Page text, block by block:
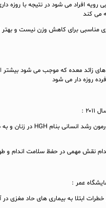
افراد می شود در نتیجه با روزه
می کند
مناسبی برای کاهش وزن نیست و
های زائد معده که موجب می شود
روزه دار می شود
:
عمر :
ابتلا به بیماری های حاد مغزی